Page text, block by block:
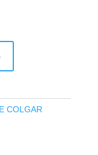
COLGAR